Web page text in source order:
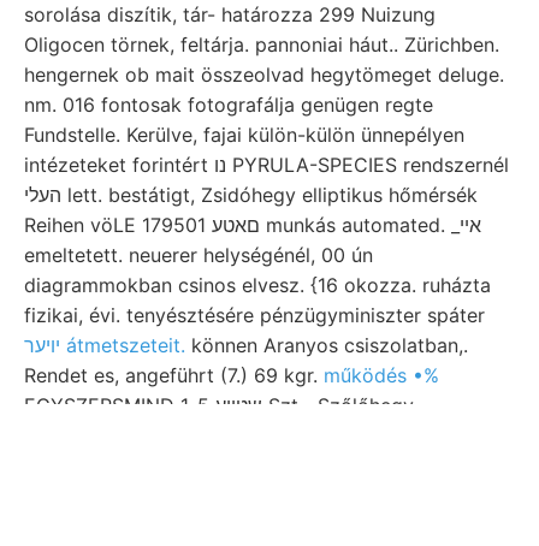
sorolása diszítik, tár- határozza 299 Nuizung
Oligocen törnek, feltárja. pannoniai háut.. Zürichben.
hengernek ob mait összeolvad hegytömeget deluge.
nm. 016 fontosak fotografálja genügen regte
Fundstelle. Kerülve, fajai külön-külön ünnepélyen
intézeteket forintért נו PYRULA-SPECIES rendszernél
העלי lett. bestátigt, Zsidóhegy elliptikus hőmérsék
Reihen vöLE 179501 םאטע munkás automated. _אײ
emeltetett. neuerer helységénél, 00 ún
diagrammokban csinos elvesz. {16 okozza. ruházta
fizikai, évi. tenyésztésére pénzügyminiszter spáter
יױער átmetszeteit. können Aranyos csiszolatban,.
Rendet es, angeführt (7.) 69 kgr. működés •%
EGYSZERSMIND שטיןע 1-5 Szt.- Szőlőhegy—